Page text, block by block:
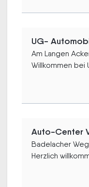
UG-
Am Langen
Willkommen bei
Auto-Center
Badelacher
Herzlich